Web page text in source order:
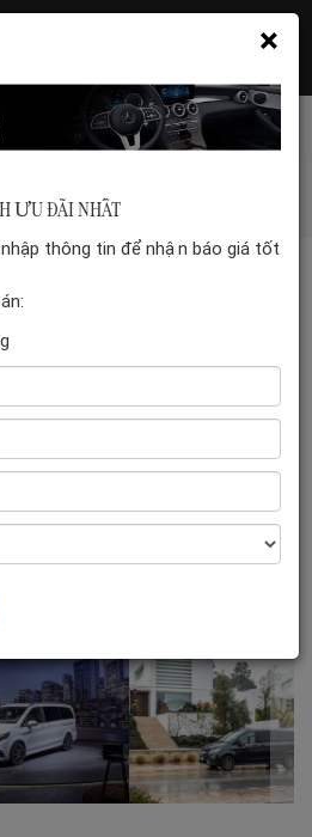
035 399 5555 Đặt hẹn xem xe
×
ƯU ĐÃI NHẤT
nhập thông tin để nhận báo giá tốt